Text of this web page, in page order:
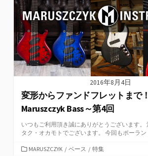
2016年8月4日
変形からファンドフレットまで
Maruszczyk Bass～第4回
いつもご利用頂き誠にありがとうございます。
タク・オカモトでございます。 今回もポーラ
カMARUSZCZYK / ベース / 特集